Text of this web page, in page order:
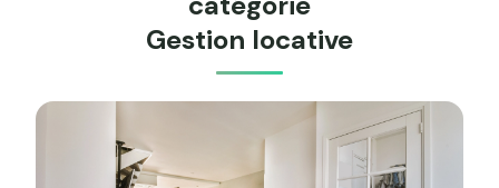
Gestion locative